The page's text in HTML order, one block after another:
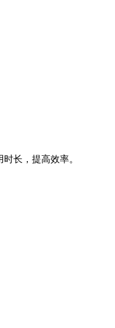
长，提高效率。